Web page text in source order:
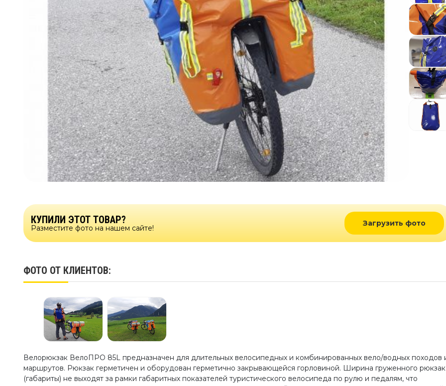
КУПИЛИ ЭТОТ ТОВАР?
Разместите фото на нашем сайте!
Загрузить фото
ФОТО ОТ КЛИЕНТОВ:
Велорюкзак ВелоПРО 85L предназначен для длительных велосипедных и комбинированных вело/водных походов
маршрутов. Рюкзак герметичен и оборудован герметично закрывающейся горловиной. Ширина груженного
(габариты) не выходят за рамки габаритных показателей туристического велосипеда по рулю и педалям, что